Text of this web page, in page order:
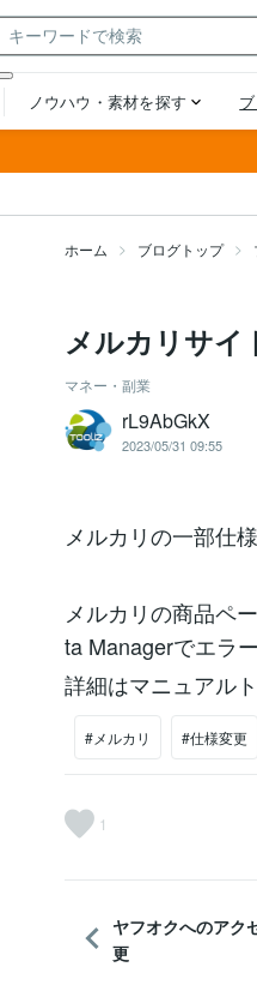
ホーム ブログトップ
メルカリサイ
マネー・副業
rL9AbGkX
2023/05/31 09:55
メルカリの一部仕
メルカリの商品ペ
ta Managerでエラ
詳細はマニュアル
#メルカリ #仕様変更
1
ヤフオクへのアク
更